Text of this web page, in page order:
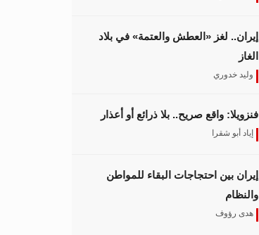
إيران.. لغز «العطش والعتمة» في بلاد
الغاز
وليد خدوري
فنزويلا: واقع صريح.. بلا ذرائع أو أعذار
إياد أبو شقرا
إيران بين احتجاجات البقاء للمواطن
والنظام
هدى رؤوف